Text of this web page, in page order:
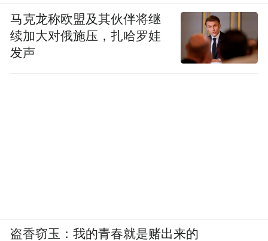
马克龙称欧盟及其伙伴将继
续加大对俄施压，扎哈罗娃
发声
盗香窃玉：我的青春就是赌出来的